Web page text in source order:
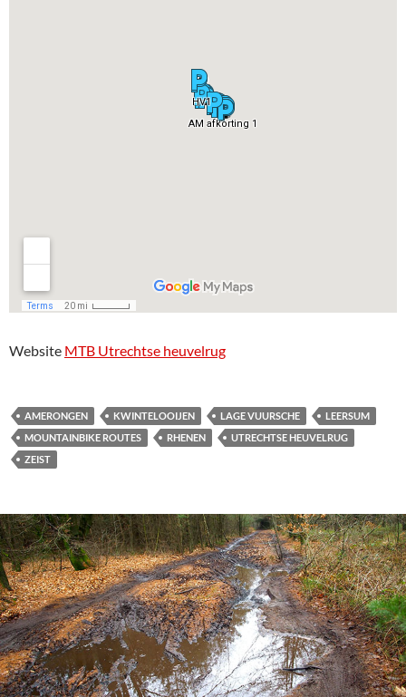
Website MTB Utrechtse heuvelrug
AMERONGEN KWINTELOOIJEN LAGE VUURSCHE
LEERSUM
MOUNTAINBIKE ROUTES
RHENEN
UTRECHTSE HEUVELRUG
ZEIST